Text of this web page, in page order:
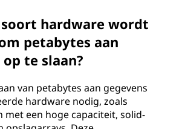
hardware wordt
petabytes aan
te slaan?
van petabytes aan gegevens
hardware nodig, zoals
met een hoge capaciteit, solid-